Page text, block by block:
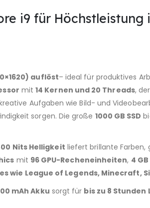
i9 für
auflöst– ideal für produktives
mit14 Kernen und 20 Threads,
Aufgaben wie Bild- und
sorgen. Die große 1000 GB SSD
Nits Helligkeit liefert brillante Farben,
mit 96 GPU-Recheneinheiten, 4
wie League of Legends, Minecraft,
mAh Akku sorgt für bis zu 8 Stunden